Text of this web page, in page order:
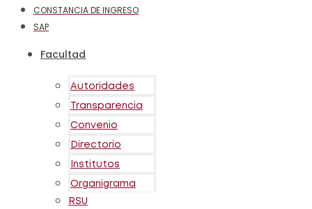
CONSTANCIA DE INGRESO
SAP
Facultad
Autoridades
Transparencia
Convenio
Directorio
Institutos
Organigrama
RSU